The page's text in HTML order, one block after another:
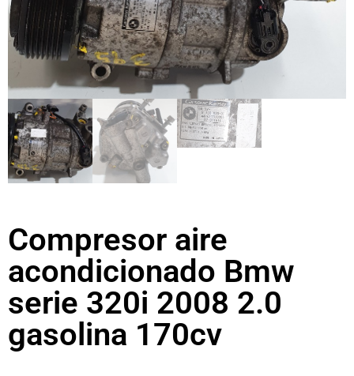
Compresor aire
acondicionado Bmw
serie 320i 2008 2.0
gasolina 170cv